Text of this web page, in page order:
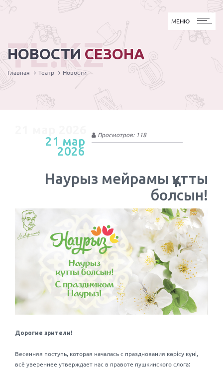
МЕНЮ
МЕНЮ
НОВОСТИ СЕЗОНА
TL.KZ
Главная Театр Новости
21 мар
2026
Просмотров: 118
Наурыз мейрамы құтты
болсын!
Дорогие зрители!
Весенняя поступь, которая началась с празднования көрісу күні,
всё увереннее утверждает нас в правоте пушкинского слога: